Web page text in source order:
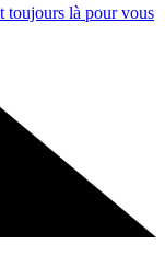
toujours là pour vous